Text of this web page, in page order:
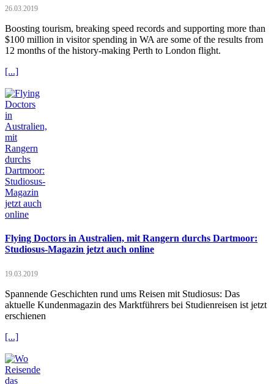
26.03.2019
Boosting tourism, breaking speed records and supporting more than
$100 million in visitor spending in WA are some of the results from
12 months of the history-making Perth to London flight.
[...]
Flying Doctors in Australien, mit Rangern durchs Dartmoor:
Studiosus-Magazin jetzt auch online
19.03.2019
Spannende Geschichten rund ums Reisen mit Studiosus: Das
aktuelle Kundenmagazin des Marktführers bei Studienreisen ist jetzt
erschienen
[...]